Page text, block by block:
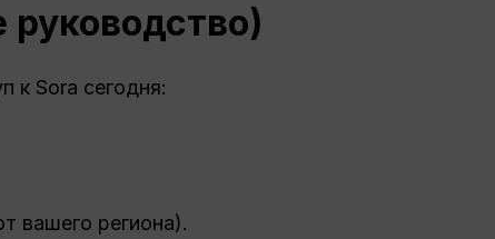
руководство)
к Sora сегодня:
вашего региона).